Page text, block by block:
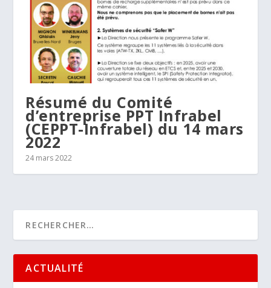
Résumé du Comité
d’entreprise PPT Infrabel
(CEPPT-Infrabel) du 14 mars
2022
24 mars 2022
ACTUALITÉ